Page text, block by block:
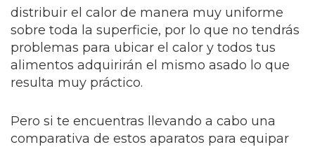
distribuir el calor de manera muy uniforme
sobre toda la superficie, por lo que no tendrás
problemas para ubicar el calor y todos tus
alimentos adquirirán el mismo asado lo que
resulta muy práctico.
Pero si te encuentras llevando a cabo una
comparativa de estos aparatos para equipar